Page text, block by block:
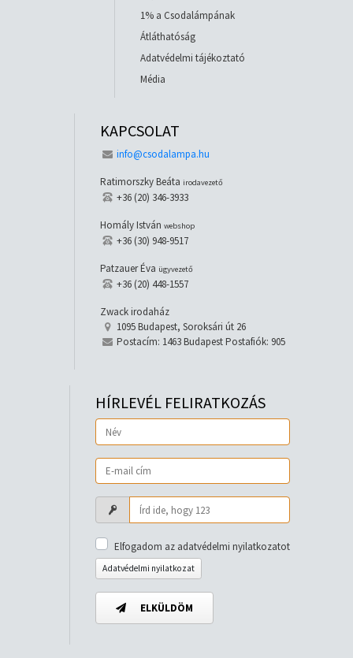
1% a Csodalámpának
Átláthatóság
Adatvédelmi tájékoztató
Média
KAPCSOLAT
info@csodalampa.hu
Ratimorszky Beáta irodavezető
+36 (20) 346-3933
Homály István webshop
+36 (30) 948-9517
Patzauer Éva ügyvezető
+36 (20) 448-1557
Zwack irodaház
1095 Budapest, Soroksári út 26
Postacím: 1463 Budapest Postafiók: 905
HÍRLEVÉL FELIRATKOZÁS
Elfogadom az adatvédelmi nyilatkozatot
Adatvédelmi nyilatkozat
ELKÜLDÖM